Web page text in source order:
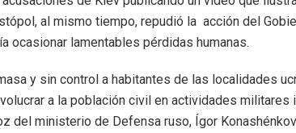
al mismo tiempo, repudió la acción del
ocasionar lamentables pérdidas humanas.
y sin control a habitantes de las localidades
a la población civil en actividades militares
del ministerio de Defensa ruso, Ígor